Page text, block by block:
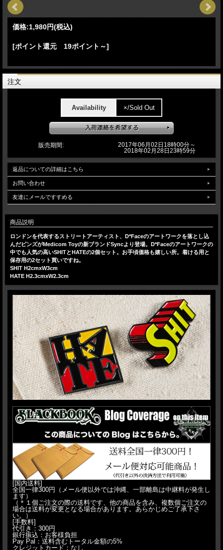
価格:1,980円(税込)
[ポイント還元 19ポイント～]
注文
Availability ×/Sold Out
販売期間:
2017年06月02日18時00分～
2018年02月28日23時59分
返品についての詳細はこちら
お問い合わせ
友達にメールですすめる
商品説明
ロンドンを代表するストリートアーティスト、D*Faceのアートワークを落とし込
んだピンズがMedicom Toyの新ブランドSyncより登場。D*Faceのアートワークの
中でも人気の高いSHITとHATEの2個セット。お手頃価格も嬉しい所。着ける用と
保存用の2セット買いですね。
SHIT H2cmxW3cm
HATE H2.3cmxW2.3cm
[国内送料]
全国一律300円（メール便以外では沖縄、一部離島は中継料が発生し
ます）
（＊１個ご注文の際の送料です、他の商品を含み、複数個ご注文の
場合は送料が変更となる場合があります。あらかじめご了承下さ
い。）
[手数料]
代引き：300円
銀行振込：お客様負担
Pay Pal：送料含むトータル金額の5%
クレジットカード：なし